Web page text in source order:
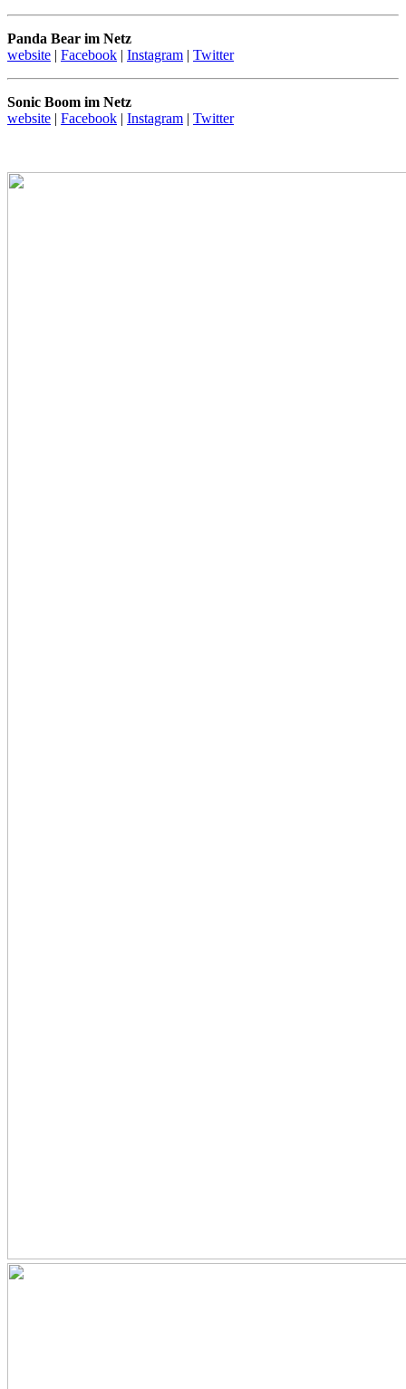
Panda Bear im Netz
website | Facebook | Instagram | Twitter
Sonic Boom im Netz
website | Facebook | Instagram | Twitter